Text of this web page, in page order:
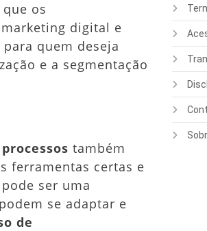
os
digital e
quem deseja
e a segmentação
também
ferramentas certas e
ser uma
se adaptar e
de